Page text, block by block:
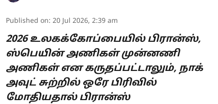
Published on: 20 Jul 2026, 2:39 am
2026 உலகக்கோப்பையில் பிரான்ஸ்,
ஸ்பெயின் அணிகள் முன்னணி
அணிகள் என கருதப்பட்டாலும், நாக்
அவுட் சுற்றில் ஒரே பிரிவில்
மோதியதால் பிரான்ஸ்